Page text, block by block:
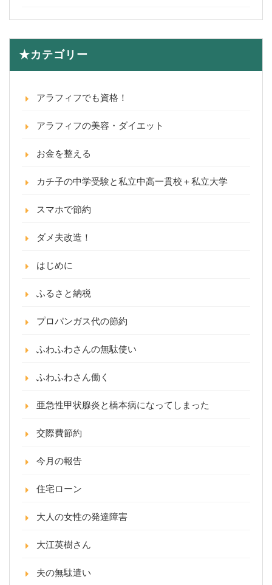
★カテゴリー
アラフィフでも資格！
アラフィフの美容・ダイエット
お金を整える
カチ子の中学受験と私立中高一貫校＋私立大学
スマホで節約
ダメ夫改造！
はじめに
ふるさと納税
プロパンガス代の節約
ふわふわさんの無駄使い
ふわふわさん働く
亜急性甲状腺炎と橋本病になってしまった
交際費節約
今月の報告
住宅ローン
大人の女性の発達障害
大江英樹さん
夫の無駄遣い